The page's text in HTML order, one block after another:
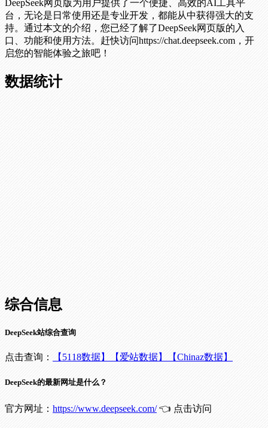
DeepSeek网页版为用户提供了一个便捷、高效的AI工具平
台，无论是日常使用还是专业开发，都能从中获得强大的支
持。通过本文的介绍，您已经了解了DeepSeek网页版的入
口、功能和使用方法。赶快访问https://chat.deepseek.com，开
启您的智能体验之旅吧！
数据统计
综合信息
DeepSeek站综合查询
点击查询： 【5118数据】 【爱站数据】 【Chinaz数据】
DeepSeek的最新网址是什么？
官方网址： https://www.deepseek.com/👈 点击访问